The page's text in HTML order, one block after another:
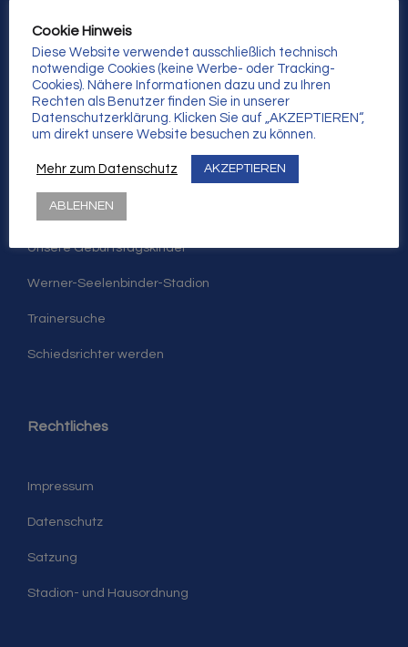
info@vfc-anklam.de
Nützliche Links
Mitgliedschaft
Sponsor werden
Unsere Geburtstagskinder
Werner-Seelenbinder-Stadion
Trainersuche
Schiedsrichter werden
Rechtliches
Impressum
Datenschutz
Satzung
Stadion- und Hausordnung
Cookie Hinweis
Diese Website verwendet ausschließlich technisch
notwendige Cookies (keine Werbe- oder Tracking-
Cookies). Nähere Informationen dazu und zu Ihren
Rechten als Benutzer finden Sie in unserer
Datenschutzerklärung. Klicken Sie auf „AKZEPTIEREN“,
um direkt unsere Website besuchen zu können.
Mehr zum Datenschutz AKZEPTIEREN
ABLEHNEN